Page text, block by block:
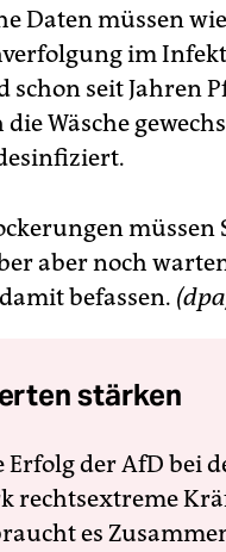
Daten müssen
im
schon seit Jahren
die Wäsche
aber noch
befassen.
stärken
Erfolg der AfD bei
rechtsextreme
es